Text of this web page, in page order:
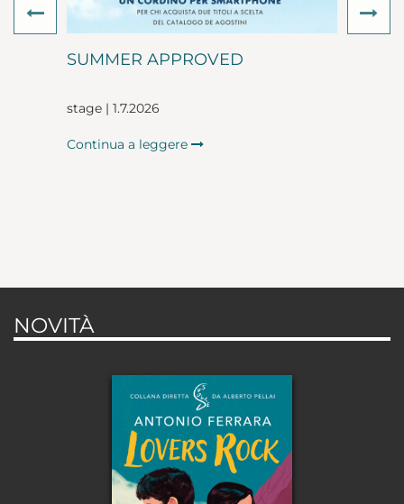
SUMMER APPROVED
stage | 1.7.2026
Continua a leggere
Previous
NOVITÀ